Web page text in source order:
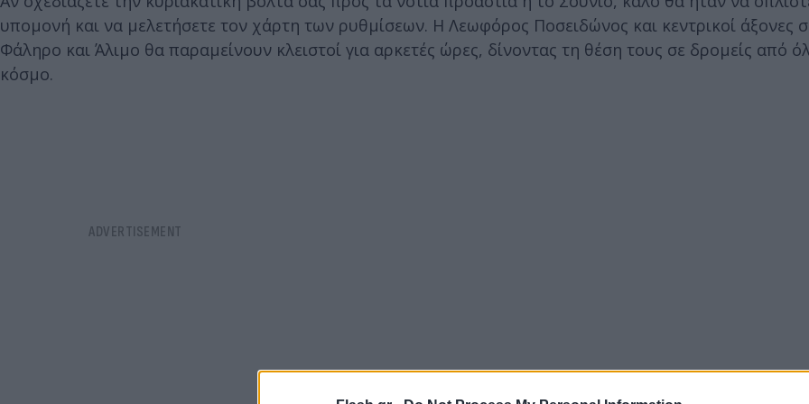
υπομονή και να μελετήσετε τον χάρτη των ρυθμίσεων. Η Λεωφόρος Ποσειδώνος και κεντρικοί άξονες
Φάληρο και Άλιμο θα παραμείνουν κλειστοί για αρκετές ώρες, δίνοντας τη θέση τους σε δρομείς από
κόσμο.